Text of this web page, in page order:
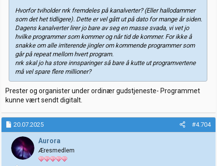
Hvorfor tviholder nrk fremdeles på kanalverter? (Eller hallodammer
som det het tidligere). Dette er vel gått ut på dato for mange år siden.
Dagens kanalverter lirer jo bare av seg en masse svada, vi vet jo
hvilke programmer som kommer og når tid de kommer. For ikke å
snakke om alle irriterende jingler om kommende programmer som
går på repeat mellom hvert program.
nrk skal jo ha store innsparinger så bare å kutte ut programvertene
må vel spare flere millioner?
Prester og organister under ordinær gudstjeneste- Programmet
kunne vært sendt digitalt.
20.07.2025 #4.704
Aurora
Æresmedlem